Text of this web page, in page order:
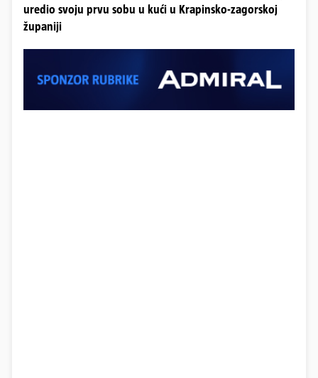
uredio svoju prvu sobu u kući u Krapinsko-zagorskoj
županiji